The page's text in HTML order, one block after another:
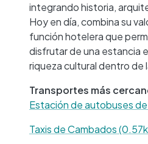
integrando historia,
Hoy en día, combina su
función hotelera que
disfrutar de una estancia
riqueza cultural dentro de
Transportes más
Estación de autobuses
Taxis de Cambados